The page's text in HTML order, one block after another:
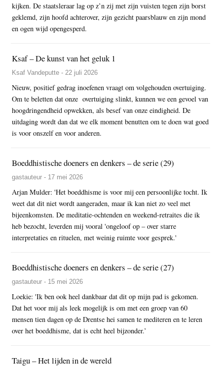
kijken. De staatsleraar lag op z’n zij met zijn vuisten tegen zijn borst
geklemd, zijn hoofd achterover, zijn gezicht paarsblauw en zijn mond
en ogen wijd opengesperd.
Ksaf – De kunst van het geluk 1
Ksaf Vandeputte - 22 juli 2026
Nieuw, positief gedrag inoefenen vraagt om volgehouden overtuiging.
Om te beletten dat onze overtuiging slinkt, kunnen we een gevoel van
hoogdringendheid opwekken, als besef van onze eindigheid. De
uitdaging wordt dan dat we elk moment benutten om te doen wat goed
is voor onszelf en voor anderen.
Boeddhistische doeners en denkers – de serie (29)
gastauteur - 17 mei 2026
Arjan Mulder: 'Het boeddhisme is voor mij een persoonlijke tocht. Ik
weet dat dit niet wordt aangeraden, maar ik kan niet zo veel met
bijeenkomsten. De meditatie-ochtenden en weekend-retraites die ik
heb bezocht, leverden mij vooral 'ongeloof op – over starre
interpretaties en rituelen, met weinig ruimte voor gesprek.'
Boeddhistische doeners en denkers – de serie (27)
gastauteur - 15 mei 2026
Loekie: 'Ik ben ook heel dankbaar dat dit op mijn pad is gekomen.
Dat het voor mij als leek mogelijk is om met een groep van 60
mensen tien dagen op de Drentse hei samen te mediteren en te leren
over het boeddhisme, dat is echt heel bijzonder.’
Taigu – Het lijden in de wereld